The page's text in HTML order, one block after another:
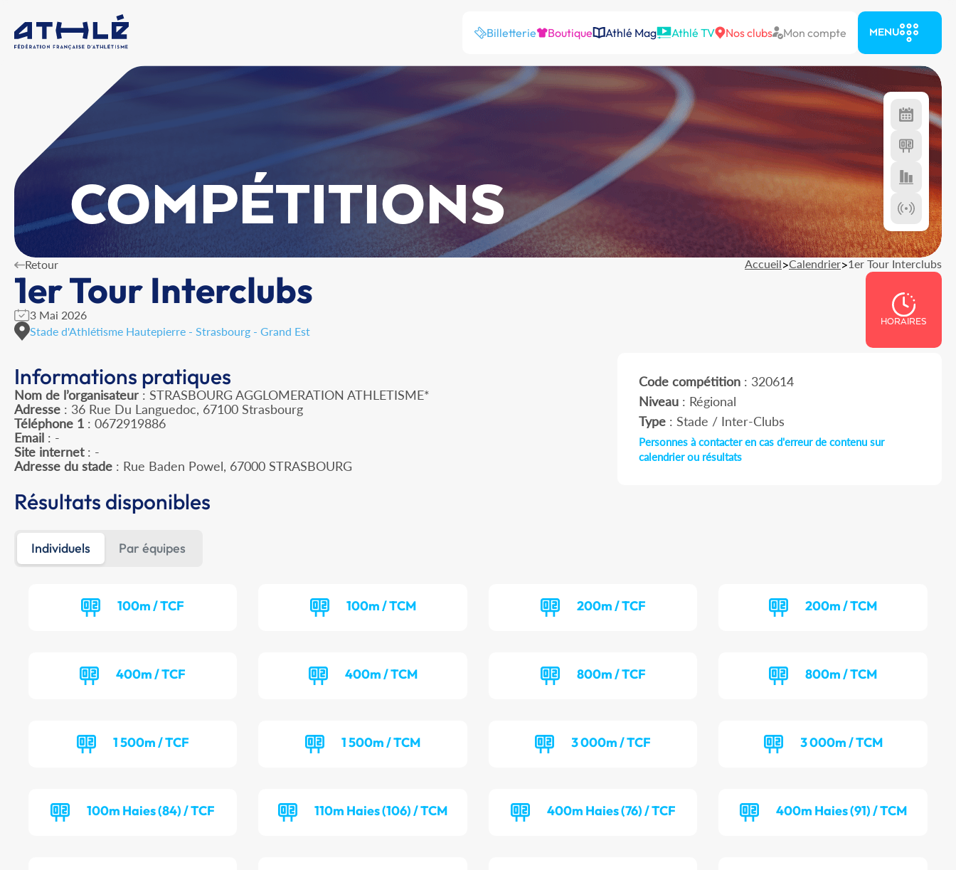
Billetterie Boutique Athlé Mag Athlé TV Nos clubs Mon compte MENU
COMPÉTITIONS
Retour Accueil>Calendrier>1er Tour Interclubs
1er Tour Interclubs
3 Mai 2026
Stade d'Athlétisme Hautepierre - Strasbourg - Grand Est
HORAIRES
Informations pratiques
Nom de l’organisateur : STRASBOURG AGGLOMERATION ATHLETISME*
Adresse : 36 Rue Du Languedoc, 67100 Strasbourg
Téléphone 1 : 0672919886
Email : -
Site internet: -
Adresse du stade : Rue Baden Powel, 67000 STRASBOURG
Code compétition: 320614
Niveau: Régional
Type: Stade / Inter-Clubs
Personnes à contacter en cas d'erreur de contenu sur
calendrier ou résultats
Résultats disponibles
Individuels Par équipes
100m / TCF 100m / TCM 200m / TCF 200m / TCM
400m / TCF 400m / TCM 800m / TCF 800m / TCM
1 500m / TCF 1 500m / TCM 3 000m / TCF 3 000m / TCM
100m Haies (84) / TCF 110m Haies (106) / TCM 400m Haies (76) / TCF 400m Haies (91) / TCM